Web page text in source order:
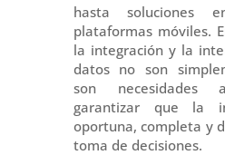
hasta
plataformas móviles.
la integración y la
datos no son
son necesidades
garantizar que la
oportuna, completa y
toma de decisiones.